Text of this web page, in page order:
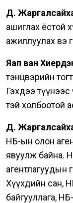
Д.
ашиглах ёстой
ажиллуулах вэ
Яап ван
тэнцвэрийн
Гэхдээ
тэй холбоотой
Д.
НҮБ-ын олон
явуулж байна.
агентлагуудын
Хүүхдийн сан,
байгууллага,